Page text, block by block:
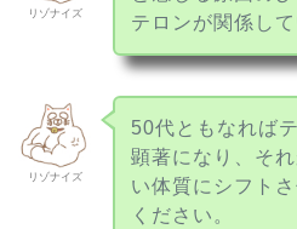
リゾナイズ
テロンが関係して
リゾナイズ
50代ともなれば
顕著になり、そ
い体質にシフト
ください。